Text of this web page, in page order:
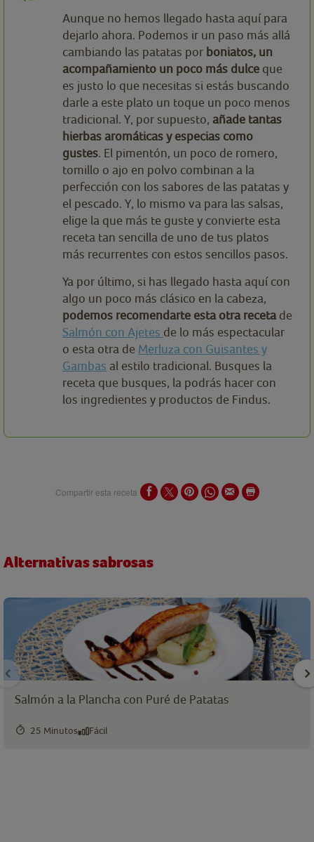
Aunque no hemos llegado hasta aquí para
dejarlo ahora. Podemos ir un paso más allá
cambiando las patatas por boniatos, un
acompañamiento un poco más dulce que
es justo lo que necesitas si estás buscando
darle a este plato un toque un poco menos
tradicional. Y, por supuesto, añade tantas
hierbas aromáticas y especias como
gustes. El pimentón, un poco de romero,
tomillo o ajo en polvo combinan a la
perfección con los sabores de las patatas y
el pescado. Y, lo mismo va para las salsas,
elige la que más te guste y convierte esta
receta tan sencilla de uno de tus platos
más recurrentes con estos sencillos pasos.
Ya por último, si has llegado hasta aquí con
algo un poco más clásico en la cabeza,
podemos recomendarte esta otra recetade
Salmón con Ajetes de lo más espectacular
o esta otra de Merluza con Guisantes y
Gambas al estilo tradicional. Busques la
receta que busques, la podrás hacer con
los ingredientes y productos de Findus.
Compartir esta receta
Alternativas sabrosas
Salmón a la Plancha con Puré de Patatas
25 Minutos Fácil